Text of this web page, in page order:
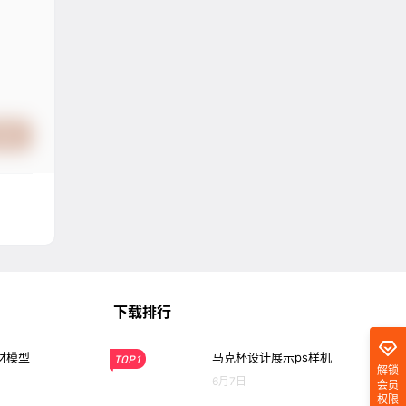
解锁
会员
权限
模型
下载排行
TOP1 马克杯设计展示ps样机
6月7日